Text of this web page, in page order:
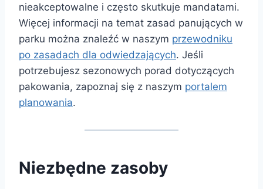
nieakceptowalne i często skutkuje mandatami.
Więcej informacji na temat zasad panujących w
parku można znaleźć w naszym przewodniku
po zasadach dla odwiedzających. Jeśli
potrzebujesz sezonowych porad dotyczących
pakowania, zapoznaj się z naszym portalem
planowania.
Niezbędne zasoby